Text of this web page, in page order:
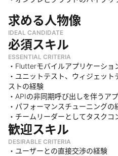
求める人物像
IDEAL CANDIDATE
必須スキル
ESSENTIAL CRITERIA
・Flutterモバイルアプリケーシ
・ユニットテスト、ウィジェッ
ストの経験
・APIの非同期呼び出しを伴うア
・パフォーマンスチューニングの
・チームリーダーとしてタスクコ
歓迎スキル
DESIRABLE CRITERIA
・ユーザーとの直接交渉の経験